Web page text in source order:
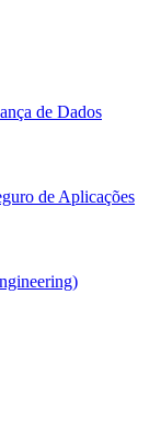
de Dados
de Aplicações